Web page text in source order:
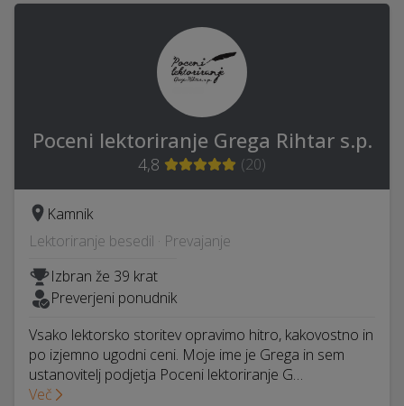
Poceni lektoriranje Grega Rihtar s.p.
4,8 (20)
Kamnik
Lektoriranje besedil · Prevajanje
Izbran že 39 krat
Preverjeni ponudnik
Vsako lektorsko storitev opravimo hitro, kakovostno in
po izjemno ugodni ceni. Moje ime je Grega in sem
ustanovitelj podjetja Poceni lektoriranje G…
Več